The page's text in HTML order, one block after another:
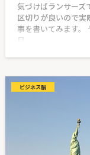
気づけばランサーズ
区切りが良いので
事を書いてみます
日
ビジネス脳